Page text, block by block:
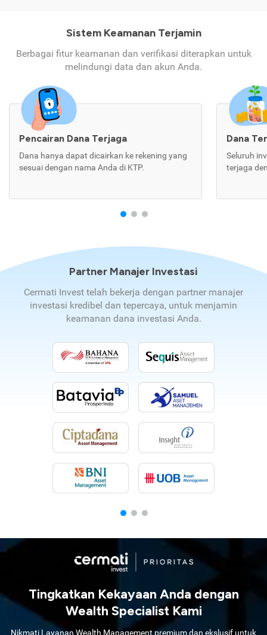
Sistem Keamanan Terjamin
Berbagai fitur keamanan dan verifikasi diterapkan untuk
melindungi data dan akun Anda.
Pencairan Dana Terjaga
Dana hanya dapat dicairkan ke rekening yang
sesuai dengan nama Anda di KTP.
Dana
Seluruh
terjaga
Partner Manajer Investasi
Cermati Invest telah bekerja dengan partner manajer
investasi kredibel dan tepercaya, untuk menjamin
keamanan dana investasi Anda.
Tingkatkan Kekayaan Anda dengan
Wealth Specialist Kami
Nikmati Layanan Wealth Management premium dan ekslusif untuk